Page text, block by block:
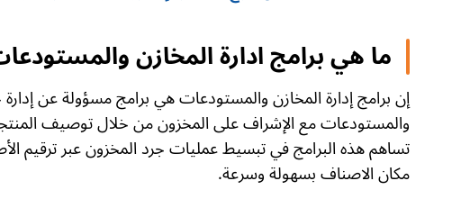
ما هي برامج ادارة المخازن
إن برامج إدارة المخازن والمستودعات هي برامج مسؤولة عن
والمستودعات مع الإشراف على المخزون من خلال توصيف
تساهم هذه البرامج في تبسيط عمليات جرد المخزون عبر ترقيم
مكان الاصناف بسهولة وسرعة.